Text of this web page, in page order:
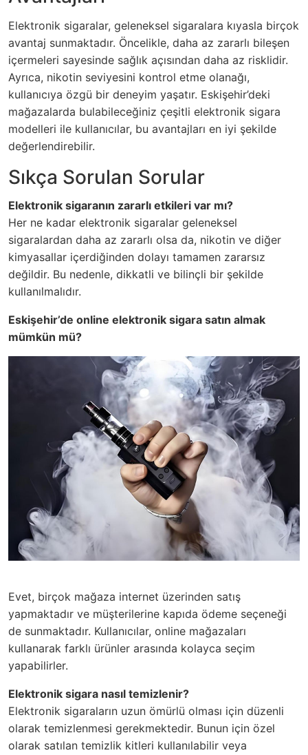
Elektronik sigaralar, geleneksel sigaralara kıyasla birçok
avantaj sunmaktadır. Öncelikle, daha az zararlı bileşen
içermeleri sayesinde sağlık açısından daha az risklidir.
Ayrıca, nikotin seviyesini kontrol etme olanağı,
kullanıcıya özgü bir deneyim yaşatır. Eskişehir’deki
mağazalarda bulabileceğiniz çeşitli elektronik sigara
modelleri ile kullanıcılar, bu avantajları en iyi şekilde
değerlendirebilir.
Sıkça Sorulan Sorular
Elektronik sigaranın zararlı etkileri var mı?
Her ne kadar elektronik sigaralar geleneksel
sigaralardan daha az zararlı olsa da, nikotin ve diğer
kimyasallar içerdiğinden dolayı tamamen zararsız
değildir. Bu nedenle, dikkatli ve bilinçli bir şekilde
kullanılmalıdır.
Eskişehir’de online elektronik sigara satın almak
mümkün mü?
Evet, birçok mağaza internet üzerinden satış
yapmaktadır ve müşterilerine kapıda ödeme seçeneği
de sunmaktadır. Kullanıcılar, online mağazaları
kullanarak farklı ürünler arasında kolayca seçim
yapabilirler.
Elektronik sigara nasıl temizlenir?
Elektronik sigaraların uzun ömürlü olması için düzenli
olarak temizlenmesi gerekmektedir. Bunun için özel
olarak satılan temizlik kitleri kullanılabilir veya